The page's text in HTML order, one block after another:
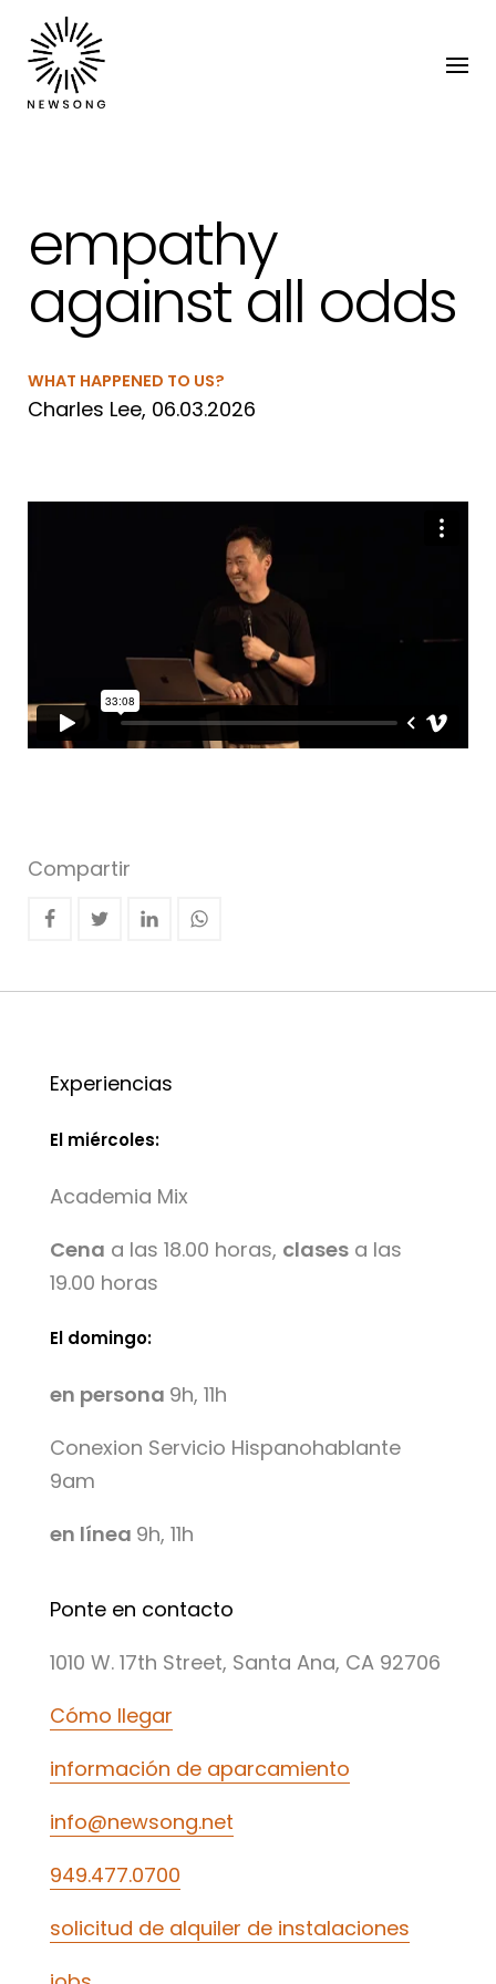
empathy
against all odds
WHAT HAPPENED TO US?
Charles Lee, 06.03.2026
Compartir
Experiencias
El miércoles:
Academia Mix
Cena a las 18.00 horas, clasesa las
19.00 horas
El domingo:
en persona 9h, 11h
Conexion Servicio Hispanohablante
9am
en línea 9h, 11h
Ponte en contacto
1010 W. 17th Street, Santa Ana, CA 92706
Cómo llegar
información de aparcamiento
info@newsong.net
949.477.0700
solicitud de alquiler de instalaciones